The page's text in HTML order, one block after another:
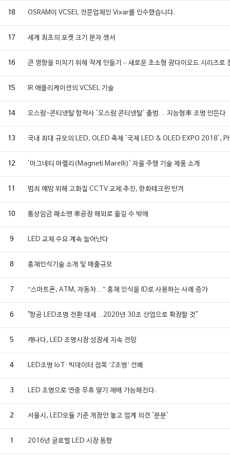
18 OSRAM이 VCSEL 전문업체인 Vixar를 인수했습니다.
17 세계 최초의 포켓 크기 분자 센서
16 큰 영향을 미치기 위해 작게 만들기 – 새로운 초소형 광다이오드 시리즈로
15 IR 애플리케이션의 VCSEL 기술
14 오스람-콘티넨탈 합작사 '오스람 콘티넨탈' 출범… 지능형車 조명 만든다
13 국내 최대 규모의 LED, OLED 축제 '국제 LED & OLED EXPO 2018',
12 '마그네티 마렐리(Magneti Marelli)' 자율 주행 기술 제품 소개
11 범죄 예방 위해 고화질 CCTV 교체 추진, 한화테크윈 반겨
10 통상임금 패소땐 車공장 해외로 옮길 수 밖에
9 LED 교체 수요 계속 늘어난다
8 홍채인식기술 소개 및 매출규모
7 “스마트폰, ATM, 자동차…” 홍채 인식을 ID로 사용하는 사례 증가
6 "항공 LED조명 전환 대세…2020년 30조 산업으로 확장할 것"
5 캐나다, LED 조명시장 성장세 지속 전망
4 LED조명 IoT· 빅데이터 접목 ‘Z조명’ 선봬
3 LED 조명으로 연중 무휴 딸기 재배 가능해진다.
2 서울시, LED모듈 기준 개정안 놓고 업계 의견 '분분'
1 2016년 글로벌 LED 시장 동향